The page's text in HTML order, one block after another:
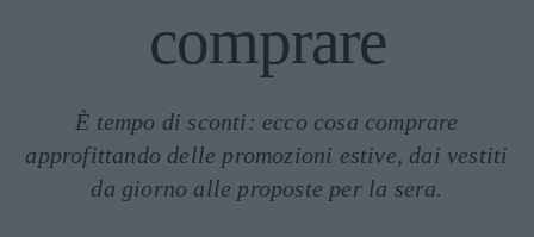
comprare
È tempo di sconti: ecco cosa comprare
approfittando delle promozioni estive, dai vestiti
da giorno alle proposte per la sera.